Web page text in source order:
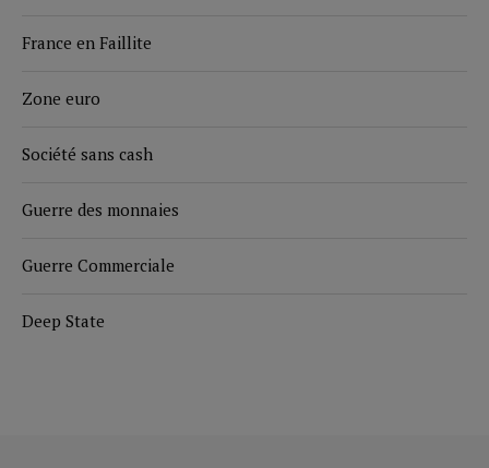
France en Faillite
Zone euro
Société sans cash
Guerre des monnaies
Guerre Commerciale
Deep State